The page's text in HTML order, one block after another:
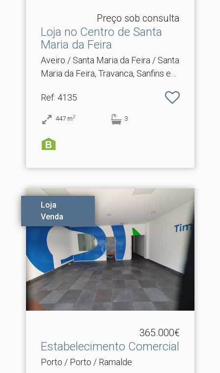
Preço sob consulta
Loja no Centro de Santa
Maria da Feira
Aveiro / Santa Maria da Feira / Santa
Maria da Feira, Travanca, Sanfins e
Ref: 4135
447 m2 3
Loja
Venda
365.000€
Estabelecimento Comercial
Porto / Porto / Ramalde